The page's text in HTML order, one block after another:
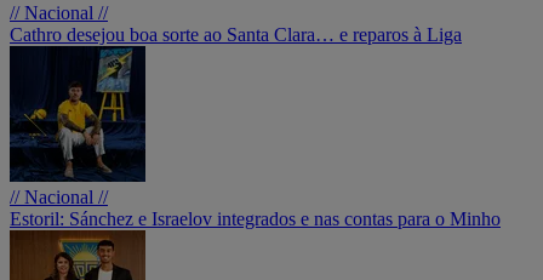
// Nacional //
Cathro desejou boa sorte ao Santa Clara… e reparos à Liga
// Nacional //
Estoril: Sánchez e Israelov integrados e nas contas para o Minho